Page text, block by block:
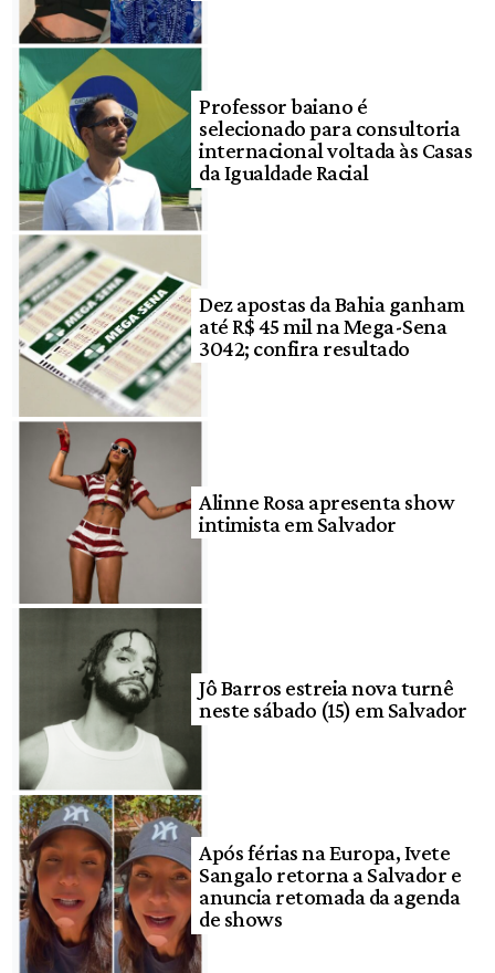
Professor baiano é
selecionado para consultoria
internacional voltada às Casas
da Igualdade Racial
Dez apostas da Bahia ganham
até R$ 45 mil na Mega-Sena
3042; confira resultado
Alinne Rosa apresenta show
intimista em Salvador
Jô Barros estreia nova turnê
neste sábado (15) em Salvador
Após férias na Europa, Ivete
Sangalo retorna a Salvador e
anuncia retomada da agenda
de shows